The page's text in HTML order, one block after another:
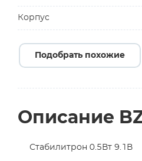
Корпус
Подобрать похожие
Описание
Стабилитрон 0.5Вт 9.1В